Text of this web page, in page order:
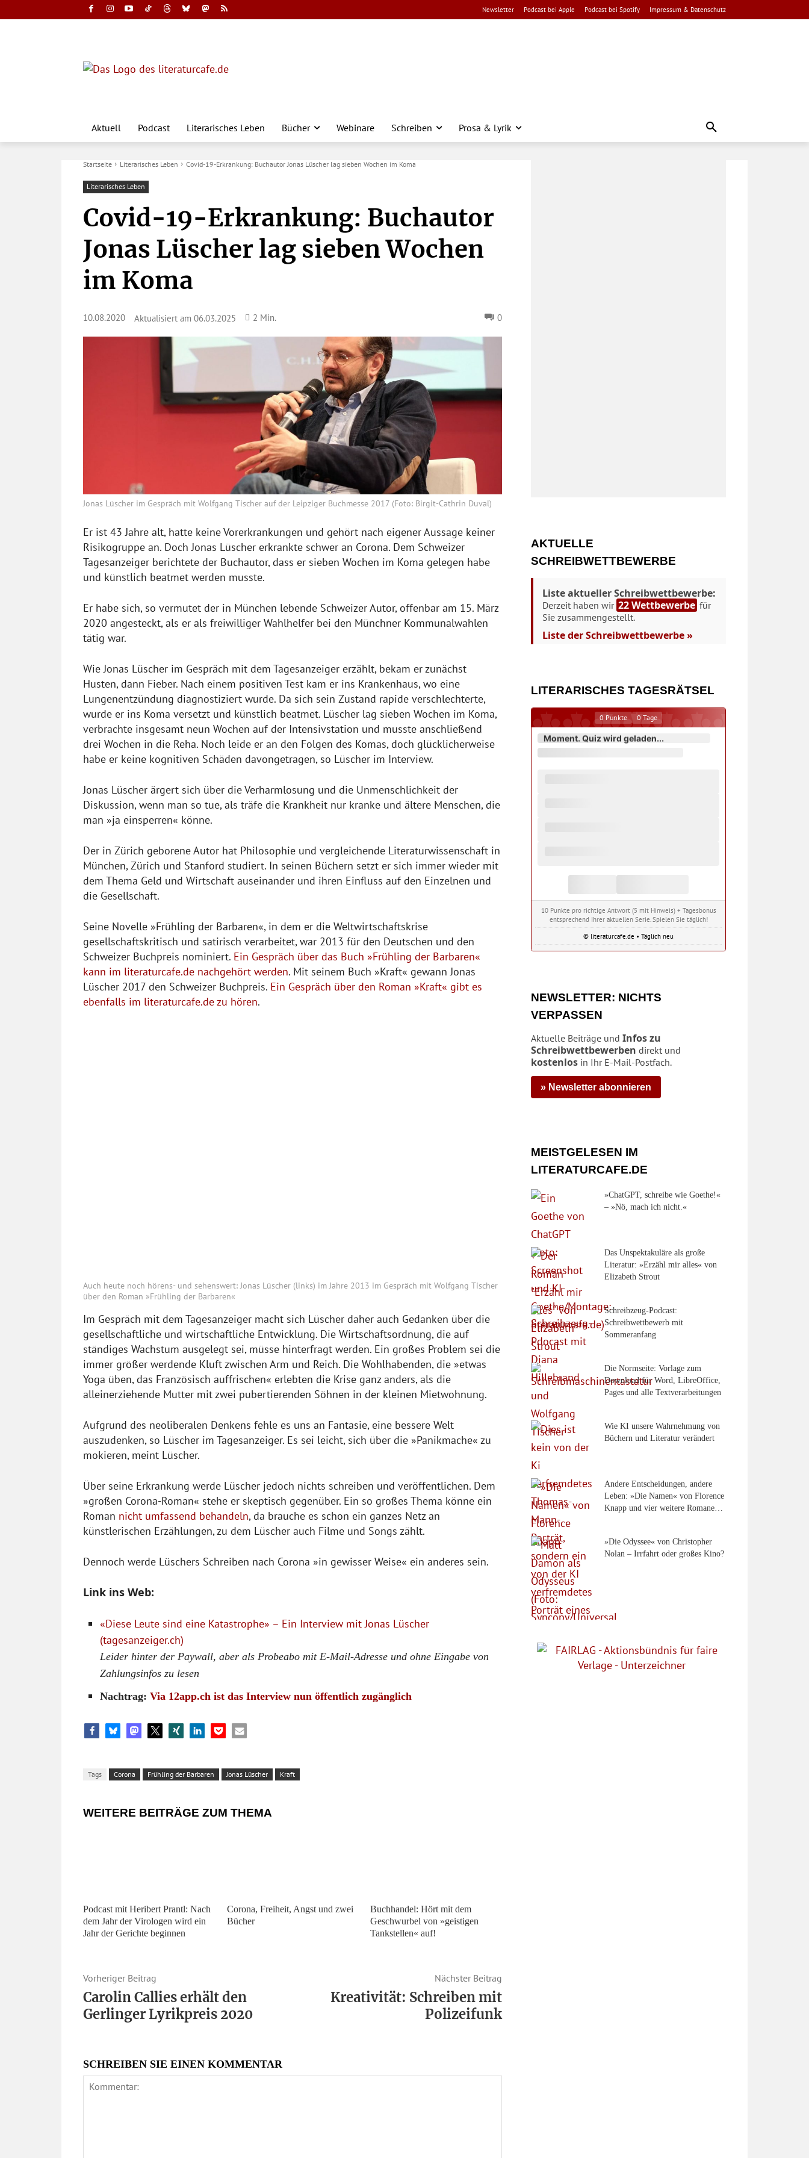
Newsletter Podcast bei Apple Podcast bei Spotify Impressum & Datenschutz
Aktuell Podcast Literarisches Leben Bücher Webinare Schreiben Prosa & Lyrik
Startseite Literarisches Leben Covid-19-Erkrankung: Buchautor Jonas Lüscher lag sieben Wochen im Koma
Literarisches Leben
Covid-19-Erkrankung: Buchautor
Jonas Lüscher lag sieben Wochen
im Koma
10.08.2020 Aktualisiert am 06.03.2025 2 Min. 0
Jonas Lüscher im Gespräch mit Wolfgang Tischer auf der Leipziger Buchmesse 2017 (Foto: Birgit-Cathrin Duval)
Er ist 43 Jahre alt, hatte keine Vorerkrankungen und gehört nach eigener Aussage keiner
Risikogruppe an. Doch Jonas Lüscher erkrankte schwer an Corona. Dem Schweizer
Tagesanzeiger berichtete der Buchautor, dass er sieben Wochen im Koma gelegen habe
und künstlich beatmet werden musste.
Er habe sich, so vermutet der in München lebende Schweizer Autor, offenbar am 15. März
2020 angesteckt, als er als freiwilliger Wahlhelfer bei den Münchner Kommunalwahlen
tätig war.
Wie Jonas Lüscher im Gespräch mit dem Tagesanzeiger erzählt, bekam er zunächst
Husten, dann Fieber. Nach einem positiven Test kam er ins Krankenhaus, wo eine
Lungenentzündung diagnostiziert wurde. Da sich sein Zustand rapide verschlechterte,
wurde er ins Koma versetzt und künstlich beatmet. Lüscher lag sieben Wochen im Koma,
verbrachte insgesamt neun Wochen auf der Intensivstation und musste anschließend
drei Wochen in die Reha. Noch leide er an den Folgen des Komas, doch glücklicherweise
habe er keine kognitiven Schäden davongetragen, so Lüscher im Interview.
Jonas Lüscher ärgert sich über die Verharmlosung und die Unmenschlichkeit der
Diskussion, wenn man so tue, als träfe die Krankheit nur kranke und ältere Menschen, die
man »ja einsperren« könne.
Der in Zürich geborene Autor hat Philosophie und vergleichende Literaturwissenschaft in
München, Zürich und Stanford studiert. In seinen Büchern setzt er sich immer wieder mit
dem Thema Geld und Wirtschaft auseinander und ihren Einfluss auf den Einzelnen und
die Gesellschaft.
Seine Novelle »Frühling der Barbaren«, in dem er die Weltwirtschaftskrise
gesellschaftskritisch und satirisch verarbeitet, war 2013 für den Deutschen und den
Schweizer Buchpreis nominiert. Ein Gespräch über das Buch »Frühling der Barbaren«
kann im literaturcafe.de nachgehört werden. Mit seinem Buch »Kraft« gewann Jonas
Lüscher 2017 den Schweizer Buchpreis. Ein Gespräch über den Roman »Kraft« gibt es
ebenfalls im literaturcafe.de zu hören.
Auch heute noch hörens- und sehenswert: Jonas Lüscher (links) im Jahre 2013 im Gespräch mit Wolfgang Tischer
über den Roman »Frühling der Barbaren«
Im Gespräch mit dem Tagesanzeiger macht sich Lüscher daher auch Gedanken über die
gesellschaftliche und wirtschaftliche Entwicklung. Die Wirtschaftsordnung, die auf
ständiges Wachstum ausgelegt sei, müsse hinterfragt werden. Ein großes Problem sei die
immer größer werdende Kluft zwischen Arm und Reich. Die Wohlhabenden, die »etwas
Yoga üben, das Französisch auffrischen« erlebten die Krise ganz anders, als die
alleinerziehende Mutter mit zwei pubertierenden Söhnen in der kleinen Mietwohnung.
Aufgrund des neoliberalen Denkens fehle es uns an Fantasie, eine bessere Welt
auszudenken, so Lüscher im Tagesanzeiger. Es sei leicht, sich über die »Panikmache« zu
mokieren, meint Lüscher.
Über seine Erkrankung werde Lüscher jedoch nichts schreiben und veröffentlichen. Dem
»großen Corona-Roman« stehe er skeptisch gegenüber. Ein so großes Thema könne ein
Roman nicht umfassend behandeln, da brauche es schon ein ganzes Netz an
künstlerischen Erzählungen, zu dem Lüscher auch Filme und Songs zählt.
Dennoch werde Lüschers Schreiben nach Corona »in gewisser Weise« ein anderes sein.
Link ins Web:
«Diese Leute sind eine Katastrophe» – Ein Interview mit Jonas Lüscher
(tagesanzeiger.ch)
Leider hinter der Paywall, aber als Probeabo mit E-Mail-Adresse und ohne Eingabe von
Zahlungsinfos zu lesen
Nachtrag: Via 12app.ch ist das Interview nun öffentlich zugänglich
Tags Corona Frühling der Barbaren Jonas Lüscher Kraft
WEITERE BEITRÄGE ZUM THEMA
Podcast mit Heribert Prantl: Nach
dem Jahr der Virologen wird ein
Jahr der Gerichte beginnen
Corona, Freiheit, Angst und zwei
Bücher
Buchhandel: Hört mit dem
Geschwurbel von »geistigen
Tankstellen« auf!
Vorheriger Beitrag
Carolin Callies erhält den
Gerlinger Lyrikpreis 2020
Nächster Beitrag
Kreativität: Schreiben mit
Polizeifunk
SCHREIBEN SIE EINEN KOMMENTAR
AKTUELLE
SCHREIBWETTBEWERBE
Liste aktueller Schreibwettbewerbe:
Derzeit haben wir 22 Wettbewerbe für
Sie zusammengestellt.
Liste der Schreibwettbewerbe »
LITERARISCHES TAGESRÄTSEL
0 Punkte 0 Tage
Moment. Quiz wird geladen...
10 Punkte pro richtige Antwort (5 mit Hinweis) + Tagesbonus
entsprechend Ihrer aktuellen Serie. Spielen Sie täglich!
© literaturcafe.de • Täglich neu
NEWSLETTER: NICHTS
VERPASSEN
Aktuelle Beiträge und Infos zu
Schreibwettbewerben direkt und
kostenlos in Ihr E-Mail-Postfach.
» Newsletter abonnieren
MEISTGELESEN IM
LITERATURCAFE.DE
»ChatGPT, schreibe wie Goethe!«
– »Nö, mach ich nicht.«
Das Unspektakuläre als große
Literatur: »Erzähl mir alles« von
Elizabeth Strout
Schreibzeug-Podcast:
Schreibwettbewerb mit
Sommeranfang
Die Normseite: Vorlage zum
Download für Word, LibreOffice,
Pages und alle Textverarbeitungen
Wie KI unsere Wahrnehmung von
Büchern und Literatur verändert
Andere Entscheidungen, andere
Leben: »Die Namen« von Florence
Knapp und vier weitere Romane…
»Die Odyssee« von Christopher
Nolan – Irrfahrt oder großes Kino?